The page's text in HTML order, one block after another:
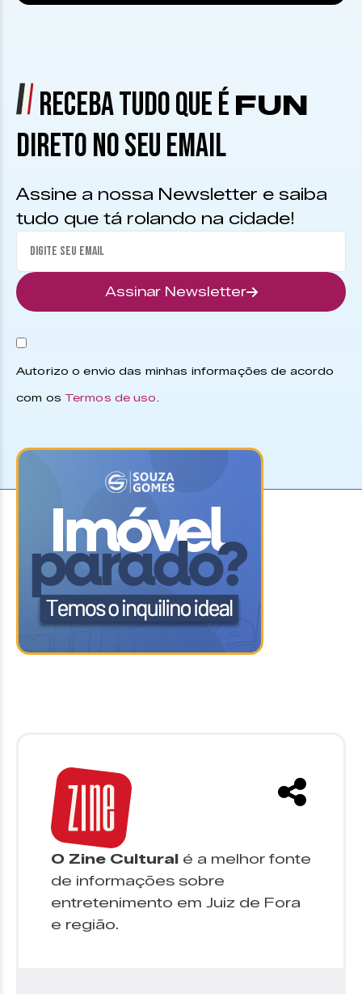
RECEBA TUDO QUE É FUN
DIRETO NO SEU EMAIL
Assine a nossa Newsletter e saiba
tudo que tá rolando na cidade!
Assinar Newsletter
Autorizo o envio das minhas informações de acordo
com os Termos de uso.
O Zine Cultural é a melhor fonte
de informações sobre
entretenimento em Juiz de Fora
e região.